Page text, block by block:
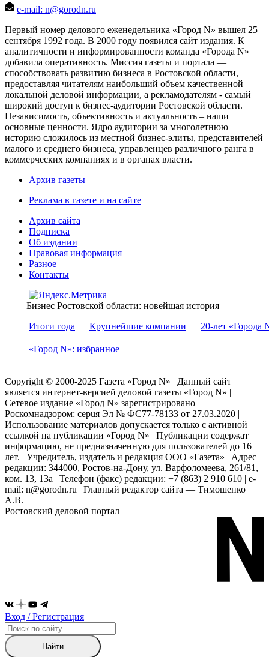
e-mail: n@gorodn.ru
Первый номер делового еженедельника «Город N» вышел 25
сентября 1992 года. В 2000 году появился сайт издания. К
аналитичности и информированности команда «Города N»
добавила оперативность. Миссия газеты и портала —
способствовать развитию бизнеса в Ростовской области,
предоставляя читателям наибольший объем качественной
локальной деловой информации, а рекламодателям - самый
широкий доступ к бизнес-аудитории Ростовской области.
Независимость, объективность и актуальность – наши
основные ценности. Ядро аудитории за многолетнюю
историю сложилось из местной бизнес-элиты, представителей
малого и среднего бизнеса, управленцев различного ранга в
коммерческих компаниях и в органах власти.
Архив газеты
Реклама в газете и на сайте
Архив сайта
Подписка
Об издании
Правовая информация
Разное
Контакты
Бизнес Ростовской области: новейшая история
Итоги года
Крупнейшие компании 20-лет «Города
«Город N»: избранное
Copyright © 2000-2025 Газета «Город N» | Данный сайт
является интернет-версией деловой газеты «Город N» |
Сетевое издание «Город N» зарегистрировано
Роскомнадзором: серuя Эл № ФС77-78133 от 27.03.2020 |
Использование материалов допускается только с активной
ссылкой на публикации «Город N» | Публикации содержат
информацию, не предназначенную для пользователей до 16
лет. | Учредитель, издатель и редакция ООО «Газета» | Адрес
редакции: 344000, Ростов-на-Дону, ул. Варфоломеева, 261/81,
ком. 13, 13а | Телефон (факс) редакции: +7 (863) 2 910 610 | e-
mail: n@gorodn.ru | Главный редактор сайта — Тимошенко
А.В.
Ростовский деловой портал
Вход / Регистрация
Найти